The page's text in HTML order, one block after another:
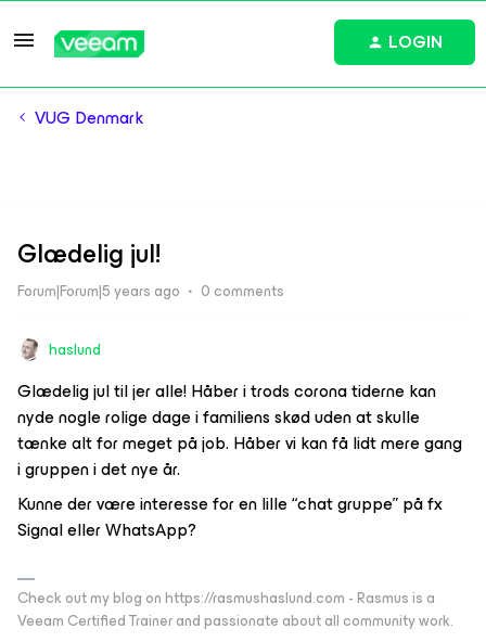
LOGIN
VUG Denmark
Glædelig jul!
Forum|Forum|5 years ago 0 comments
haslund
Glædelig jul til jer alle! Håber i trods corona tiderne kan
nyde nogle rolige dage i familiens skød uden at skulle
tænke alt for meget på job. Håber vi kan få lidt mere gang
i gruppen i det nye år.
Kunne der være interesse for en lille “chat gruppe” på fx
Signal eller WhatsApp?
Check out my blog on https://rasmushaslund.com - Rasmus is a
Veeam Certified Trainer and passionate about all community work.